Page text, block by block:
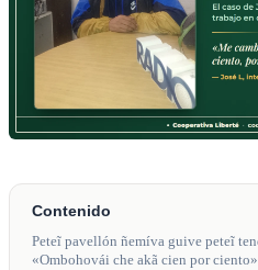
Contenido
Peteĩ pavellón ñemíva guive peteĩ
«Ombohovái che akã cien por ciento»